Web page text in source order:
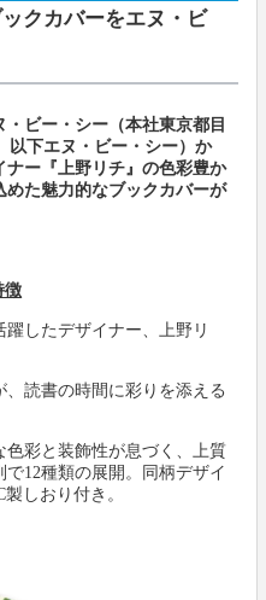
クカバーをエヌ・ビ
ビー・シー（本社東京都目
以下エヌ・ビー・シー）か
ナー『上野リチ』の色彩豊か
た魅力的なブックカバーが
徴
したデザイナー、上野リ
読書の時間に彩りを添える
彩と装飾性が息づく、上質
12種類の展開。同柄デザイ
しおり付き。